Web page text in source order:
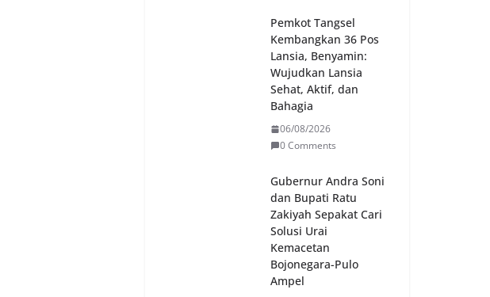
Pemkot Tangsel
Kembangkan 36 Pos
Lansia, Benyamin:
Wujudkan Lansia
Sehat, Aktif, dan
Bahagia
06/08/2026
0 Comments
Gubernur Andra Soni
dan Bupati Ratu
Zakiyah Sepakat Cari
Solusi Urai
Kemacetan
Bojonegara-Pulo
Ampel